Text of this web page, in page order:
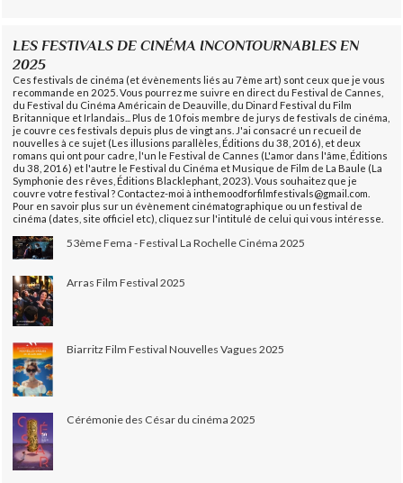
LES FESTIVALS DE CINÉMA INCONTOURNABLES EN
2025
Ces festivals de cinéma (et évènements liés au 7ème art) sont ceux que je vous
recommande en 2025. Vous pourrez me suivre en direct du Festival de Cannes,
du Festival du Cinéma Américain de Deauville, du Dinard Festival du Film
Britannique et Irlandais... Plus de 10 fois membre de jurys de festivals de cinéma,
je couvre ces festivals depuis plus de vingt ans. J'ai consacré un recueil de
nouvelles à ce sujet (Les illusions parallèles, Éditions du 38, 2016), et deux
romans qui ont pour cadre, l'un le Festival de Cannes (L'amor dans l'âme, Éditions
du 38, 2016) et l'autre le Festival du Cinéma et Musique de Film de La Baule (La
Symphonie des rêves, Éditions Blacklephant, 2023). Vous souhaitez que je
couvre votre festival ? Contactez-moi à inthemoodforfilmfestivals@gmail.com.
Pour en savoir plus sur un évènement cinématographique ou un festival de
cinéma (dates, site officiel etc), cliquez sur l'intitulé de celui qui vous intéresse.
53ème Fema - Festival La Rochelle Cinéma 2025
Arras Film Festival 2025
Biarritz Film Festival Nouvelles Vagues 2025
Cérémonie des César du cinéma 2025